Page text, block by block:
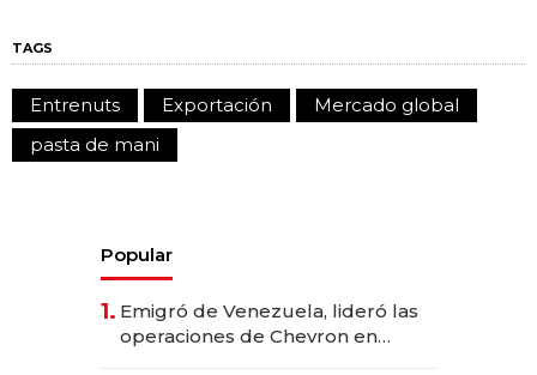
TAGS
Entrenuts Exportación
Mercado global
pasta de mani
Popular
1. Emigró de Venezuela, lideró las
operaciones de Chevron en